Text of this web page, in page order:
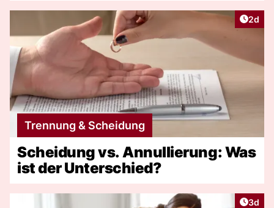
2d
Trennung & Scheidung
Scheidung vs. Annullierung: Was
ist der Unterschied?
3d